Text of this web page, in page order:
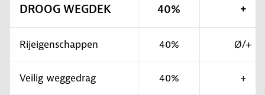
DROOG WEGDEK 40% +
Rijeigenschappen 40% Ø/+
Veilig weggedrag 40% +